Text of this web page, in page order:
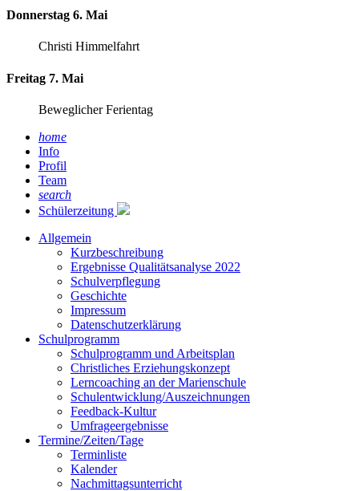
Donnerstag 6. Mai
Christi Himmelfahrt
Freitag 7. Mai
Beweglicher Ferientag
home
Info
Profil
Team
search
Schülerzeitung
Allgemein
Kurzbeschreibung
Ergebnisse Qualitätsanalyse 2022
Schulverpflegung
Geschichte
Impressum
Datenschutzerklärung
Schulprogramm
Schulprogramm und Arbeitsplan
Christliches Erziehungskonzept
Lerncoaching an der Marienschule
Schulentwicklung/Auszeichnungen
Feedback-Kultur
Umfrageergebnisse
Termine/Zeiten/Tage
Terminliste
Kalender
Nachmittagsunterricht